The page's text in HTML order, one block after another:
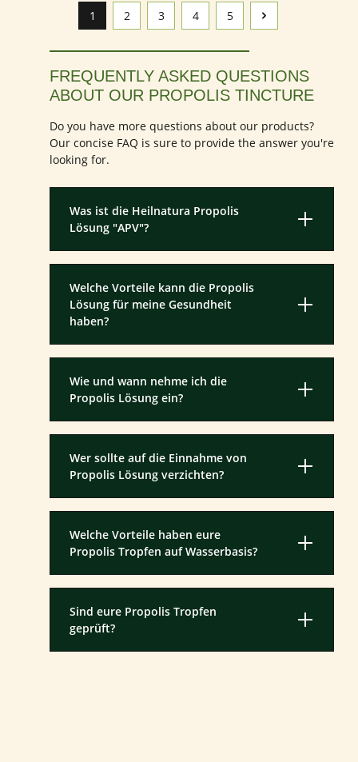
Seite
1 Seite
2 Seite
3 Seite
4 Seite
5
FREQUENTLY ASKED QUESTIONS
ABOUT OUR PROPOLIS TINCTURE
Do you have more questions about our products?
Our concise FAQ is sure to provide the answer you're
looking for.
Was ist die Heilnatura Propolis
Lösung "APV"?
Welche Vorteile kann die Propolis
Lösung für meine Gesundheit
haben?
Wie und wann nehme ich die
Propolis Lösung ein?
Wer sollte auf die Einnahme von
Propolis Lösung verzichten?
Welche Vorteile haben eure
Propolis Tropfen auf Wasserbasis?
Sind eure Propolis Tropfen
geprüft?